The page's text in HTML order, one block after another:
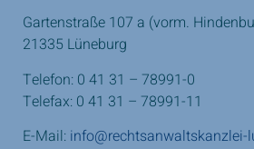
Gartenstraße 107 a (vorm.
21335 Lüneburg
Telefon: 0 41 31 – 78991-0
Telefax: 0 41 31 – 78991-11
E-Mail: info@rechtsanwaltskanzlei-